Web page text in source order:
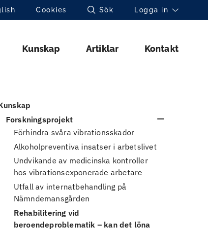
Toppnavigation (sv)
Cookies Sök Logga in
Huvudmeny (sv)
Kunskap Artiklar Kontakt
Forskningsprojekt
Förhindra svåra vibrationsskador
Alkoholpreventiva insatser i arbetslivet
Undvikande av medicinska kontroller
hos vibrationsexponerade arbetare
Utfall av internatbehandling på
Nämndemansgården
Rehabilitering vid
beroendeproblematik – kan det löna